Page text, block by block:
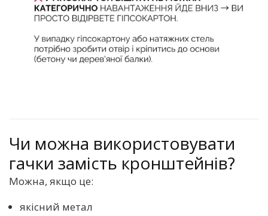
Чи можна використовувати
гачки замість кронштейнів?
Можна, якщо це:
якісний метал